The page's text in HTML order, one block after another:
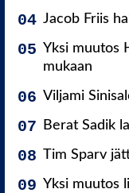
Jacob Friis
Yksi muutos
mukaan
Viljami
Berat Sadik
Tim Sparv
Yksi muutos